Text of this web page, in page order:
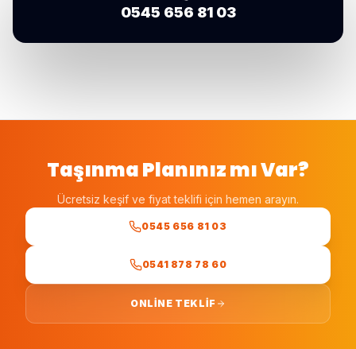
0545 656 81 03
Taşınma Planınız mı Var?
Ücretsiz keşif ve fiyat teklifi için hemen arayın.
0545 656 81 03
0541 878 78 60
ONLINE TEKLIF